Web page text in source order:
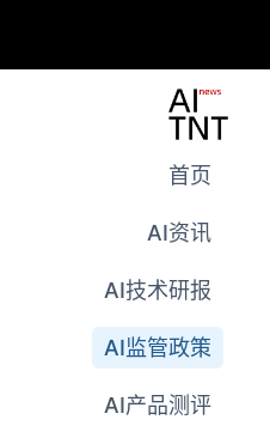
首页
AI资讯
AI技术研报
AI监管政策
AI产品测评